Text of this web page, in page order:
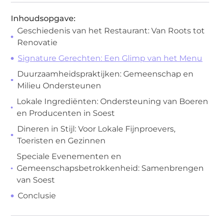
Inhoudsopgave:
Geschiedenis van het Restaurant: Van Roots tot
Renovatie
Signature Gerechten: Een Glimp van het Menu
Duurzaamheidspraktijken: Gemeenschap en
Milieu Ondersteunen
Lokale Ingrediënten: Ondersteuning van Boeren
en Producenten in Soest
Dineren in Stijl: Voor Lokale Fijnproevers,
Toeristen en Gezinnen
Speciale Evenementen en
Gemeenschapsbetrokkenheid: Samenbrengen
van Soest
Conclusie